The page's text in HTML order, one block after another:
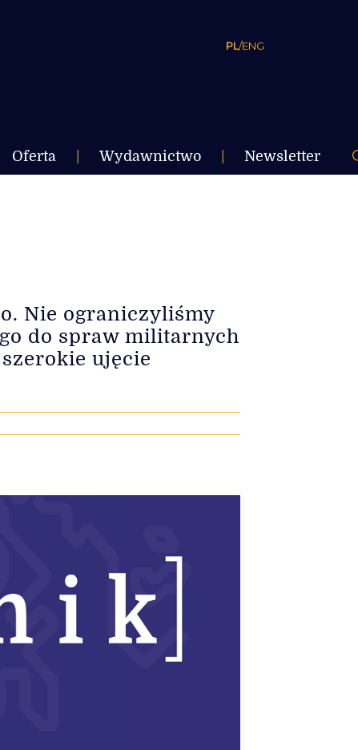
PL/ENG
Oferta Wydawnictwo Newsletter
Nie ograniczyliśmy
do spraw militarnych
ujęcie